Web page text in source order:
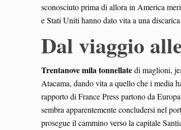
sconosciuto prima di allora in America
e Stati Uniti hanno dato vita a una
Dal viaggio
Trentanove mila tonnellatedi maglioni,
Atacama, dando vita a quello che i media
rapporto di France Press partono da
sembra apparentemente concludersi nel
prosegue il cammino verso la capitale